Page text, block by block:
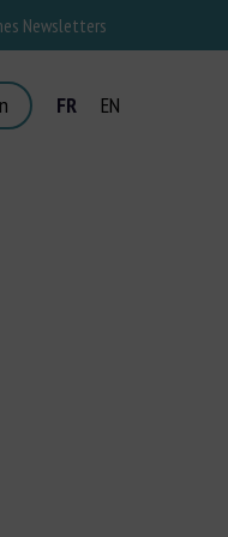
Newsletters
FR EN